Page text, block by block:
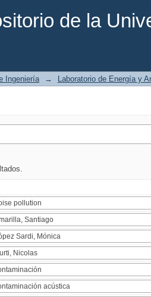
de la
Ingeniería → Laboratorio de Energía y